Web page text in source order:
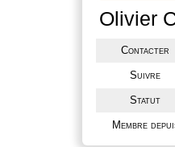
Olivier
Contacter
Suivre
Statut
Membre